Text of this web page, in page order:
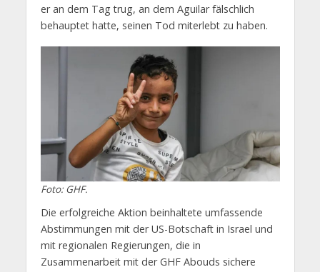
er an dem Tag trug, an dem Aguilar fälschlich
behauptet hatte, seinen Tod miterlebt zu haben.
Foto: GHF.
Die erfolgreiche Aktion beinhaltete umfassende
Abstimmungen mit der US-Botschaft in Israel und
mit regionalen Regierungen, die in
Zusammenarbeit mit der GHF Abouds sichere